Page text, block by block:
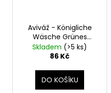
Aviváž - Königliche
Wäsche Grünes
Paradies, 1800 ml, 72
dávek
Skladem (>5 ks)
86 Kč
DO KOŠÍKU